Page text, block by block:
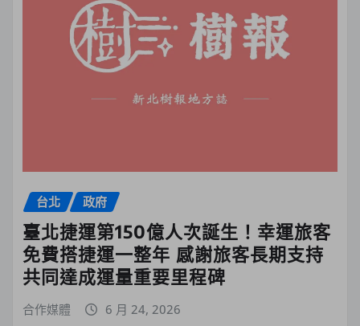
台北 政府
臺北捷運第150億人次誕生！幸運旅客
免費搭捷運一整年 感謝旅客長期支持
共同達成運量重要里程碑
合作媒體 6 月 24, 2026